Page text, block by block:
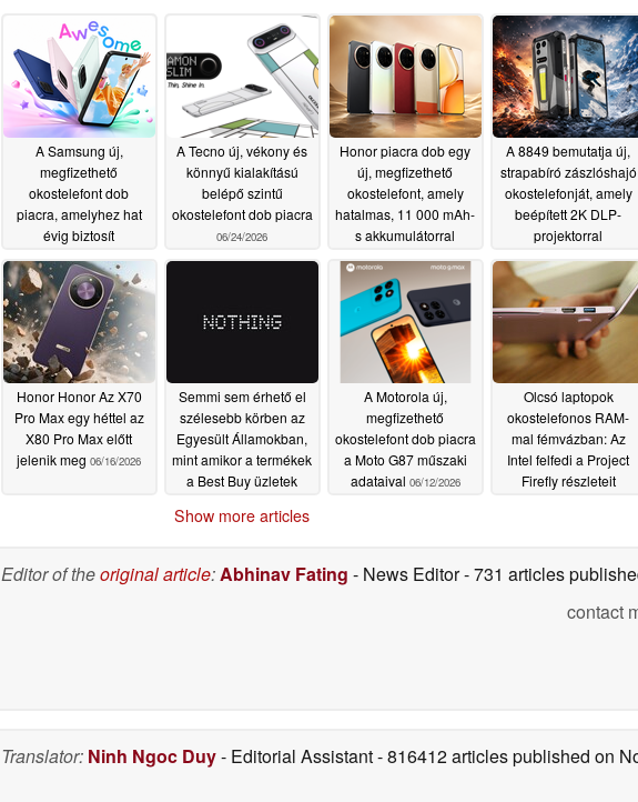
A Samsung új,
megfizethető
okostelefont dob
piacra, amelyhez hat
évig biztosít
06/26/2026
A Tecno új, vékony és
könnyű kialakítású
belépő szintű
okostelefont dob piacra
06/24/2026
Honor piacra dob egy
új, megfizethető
okostelefont, amely
hatalmas, 11 000 mAh-
s akkumulátorral
06/23/2026
A 8849 bemutatja új,
strapabíró zászlóshajó
okostelefonját, amely
beépített 2K DLP-
projektorral
06/20/2026
Honor Honor Az X70
Pro Max egy héttel az
X80 Pro Max előtt
jelenik meg 06/16/2026
Semmi sem érhető el
szélesebb körben az
Egyesült Államokban,
mint amikor a termékek
a Best Buy üzletek
06/14/2026
A Motorola új,
megfizethető
okostelefont dob piacra
a Moto G87 műszaki
adataival 06/12/2026
Olcsó laptopok
okostelefonos RAM-
mal fémvázban: Az
Intel felfedi a Project
Firefly részleteit
Show more articles
Editor of theoriginal article:Abhinav Fating - News Editor- 731 articles
contact
Translator: Ninh Ngoc Duy- Editorial Assistant- 816412 articles published on